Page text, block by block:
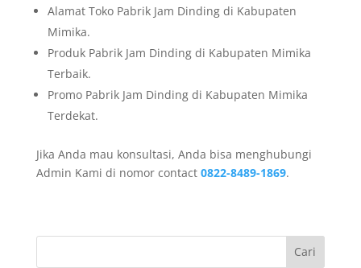
Alamat Toko Pabrik Jam Dinding di Kabupaten
Mimika.
Produk Pabrik Jam Dinding di Kabupaten Mimika
Terbaik.
Promo Pabrik Jam Dinding di Kabupaten Mimika
Terdekat.
Jika Anda mau konsultasi, Anda bisa menghubungi
Admin Kami di nomor contact 0822-8489-1869.